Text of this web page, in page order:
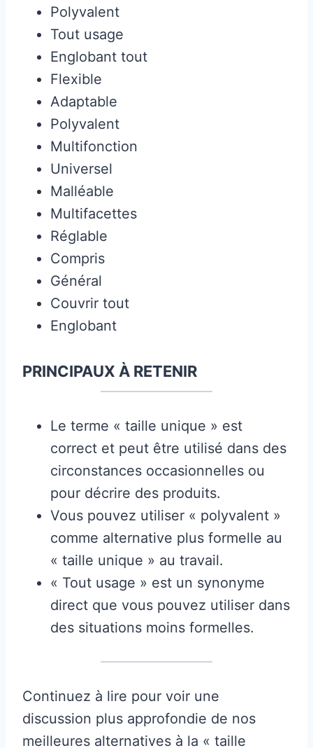
Polyvalent
Tout usage
Englobant tout
Flexible
Adaptable
Polyvalent
Multifonction
Universel
Malléable
Multifacettes
Réglable
Compris
Général
Couvrir tout
Englobant
PRINCIPAUX À RETENIR
Le terme « taille unique » est
correct et peut être utilisé dans des
circonstances occasionnelles ou
pour décrire des produits.
Vous pouvez utiliser « polyvalent »
comme alternative plus formelle au
« taille unique » au travail.
« Tout usage » est un synonyme
direct que vous pouvez utiliser dans
des situations moins formelles.
Continuez à lire pour voir une
discussion plus approfondie de nos
meilleures alternatives à la « taille